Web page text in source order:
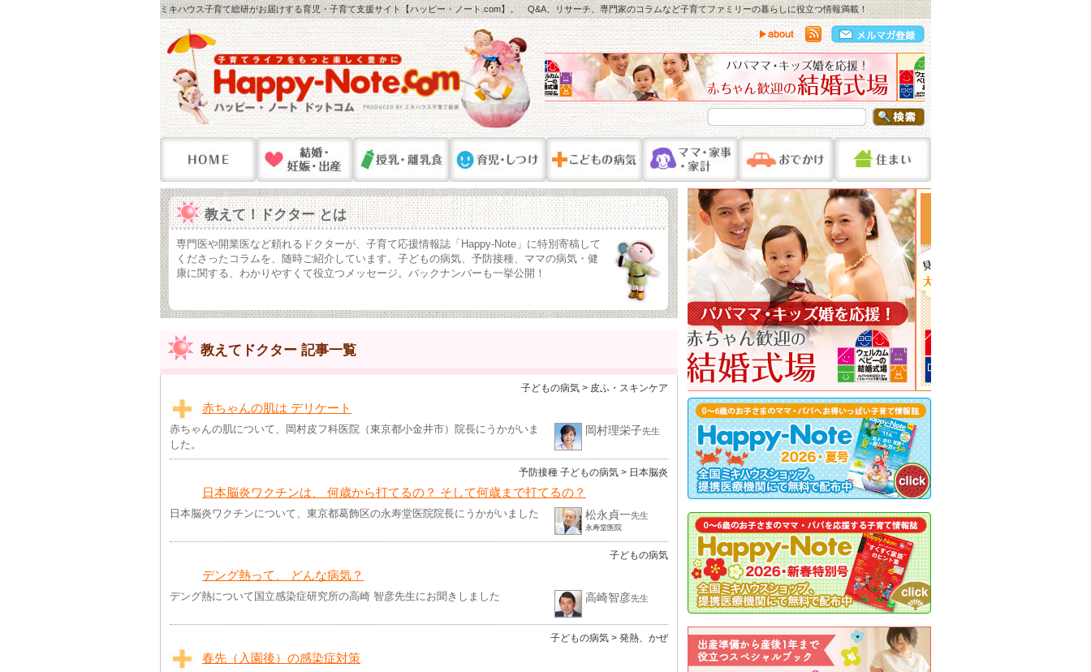
ミキハウス子育て総研がお届けする育児・子育て支援サイト【ハッピー・ノート.com】。 Q&A、リサーチ、専門家のコラムなど子育てファミリーの暮らしに役立つ情報満載！
教えて！ドクター とは
専門医や開業医など頼れるドクターが、子育て応援情報誌「Happy-Note」に特別寄稿して
くださったコラムを、随時ご紹介しています。子どもの病気、予防接種、ママの病気・健
康に関する、わかりやすくて役立つメッセージ。バックナンバーも一挙公開！
教えてドクター 記事一覧
子どもの病気 > 皮ふ・スキンケア
赤ちゃんの肌は デリケート
赤ちゃんの肌について、岡村皮フ科医院（東京都小金井市）院長にうかがいま
した。
岡村理栄子先生
予防接種 子どもの病気 > 日本脳炎
日本脳炎ワクチンは、 何歳から打てるの？ そして何歳まで打てるの？
日本脳炎ワクチンについて、東京都葛飾区の永寿堂医院院長にうかがいました 松永貞一先生
永寿堂医院
子どもの病気
デング熱って、 どんな病気？
デング熱について国立感染症研究所の高崎 智彦先生にお聞きしました 高崎智彦先生
子どもの病気 > 発熱、かぜ
春先（入園後）の感染症対策